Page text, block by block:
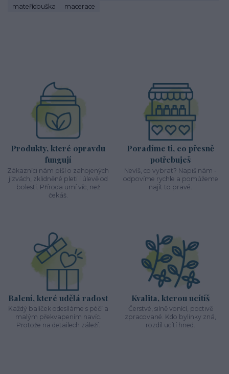
mateřídouška
macerace
Produkty, které opravdu
fungují
Zákazníci nám píší o zahojených
jizvách, zklidněné pleti i úlevě od
bolesti. Příroda umí víc, než
čekáš.
Poradíme ti, co přesně
potřebuješ
Nevíš, co vybrat? Napiš nám -
odpovíme rychle a pomůžeme
najít to pravé.
Balení, které udělá radost
Každý balíček odesíláme s péčí a
malým překvapením navíc.
Protože na detailech záleží.
Kvalita, kterou ucítíš
Čerstvé, silně vonící, poctivě
zpracované. Kdo bylinky zná,
rozdíl ucítí hned.